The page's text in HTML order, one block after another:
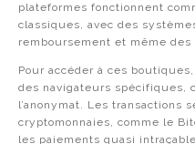
plateformes fonctionnent
classiques, avec des
remboursement et même
Pour accéder à ces
des navigateurs spécifiques,
l’anonymat. Les transactions
cryptomonnaies, comme le
les paiements quasi